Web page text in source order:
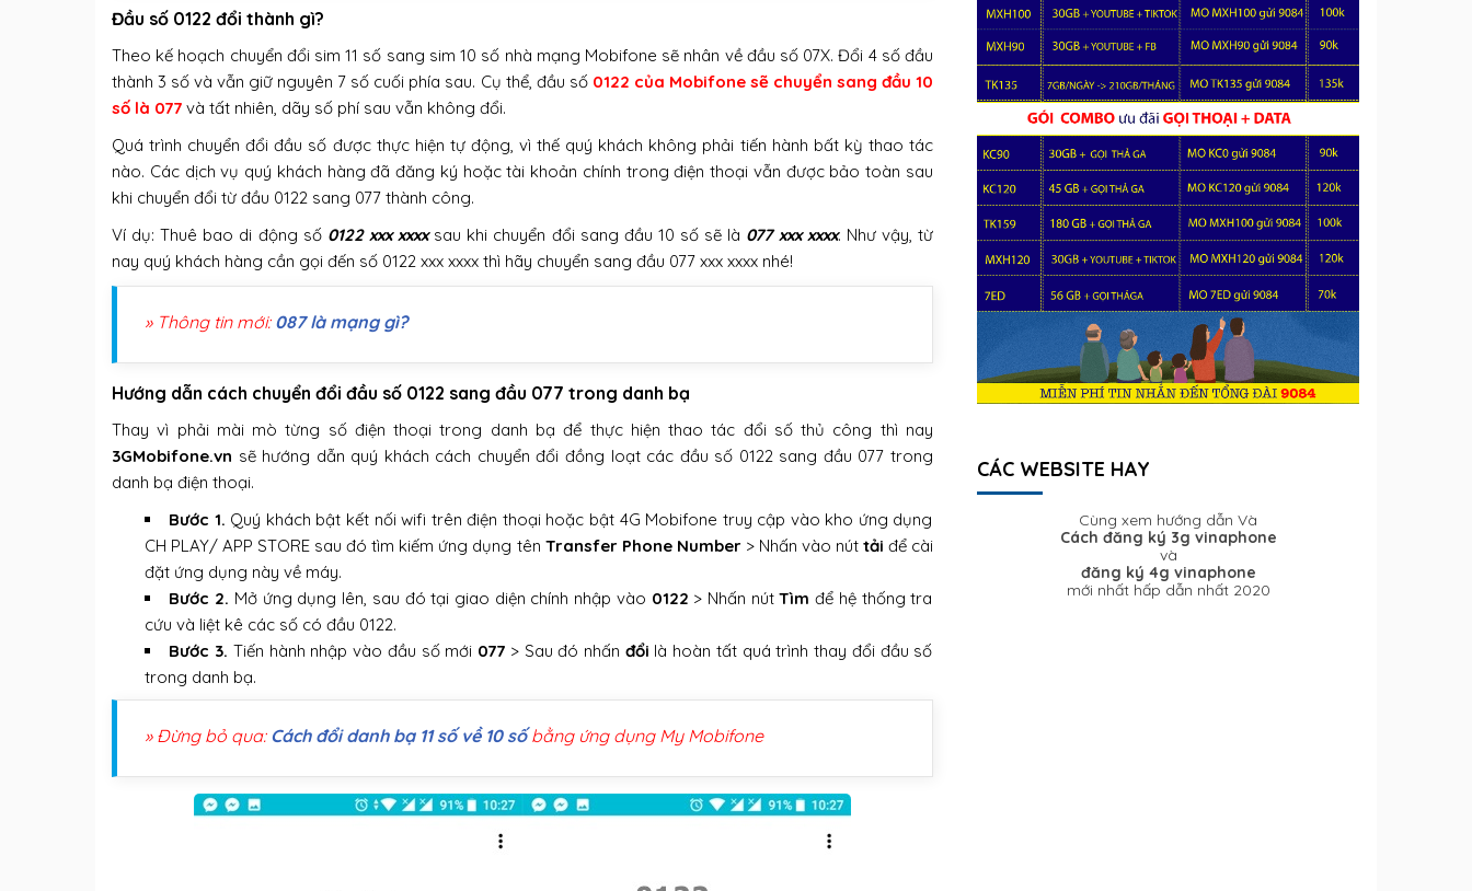
Đầu số 0122 đổi thành gì?
Theo kế hoạch chuyển đổi sim 11 số sang sim 10 số nhà mạng Mobifone sẽ nhân về đầu số 07X. Đổi 4 số đầu
thành 3 số và vẫn giữ nguyên 7 số cuối phía sau. Cụ thể, đầu số 0122 của Mobifone sẽ chuyển sang đầu 10
số là 077 và tất nhiên, dãy số phí sau vẫn không đổi.
Quá trình chuyển đổi đầu số được thực hiện tự động, vì thế quý khách không phải tiến hành bất kỳ thao tác
nào. Các dịch vụ quý khách hàng đã đăng ký hoặc tài khoản chính trong điện thoại vẫn được bảo toàn sau
khi chuyển đổi từ đầu 0122 sang 077 thành công.
Ví dụ: Thuê bao di động số 0122 xxx xxxx sau khi chuyển đổi sang đầu 10 số sẽ là 077 xxx xxxx. Như vậy, từ
nay quý khách hàng cần gọi đến số 0122 xxx xxxx thì hãy chuyển sang đầu 077 xxx xxxx nhé!
» Thông tin mới: 087 là mạng gì?
Hướng dẫn cách chuyển đổi đầu số 0122 sang đầu 077 trong danh bạ
Thay vì phải mài mò từng số điện thoại trong danh bạ để thực hiện thao tác đổi số thủ công thì nay
3GMobifone.vn sẽ hướng dẫn quý khách cách chuyển đổi đồng loạt các đầu số 0122 sang đầu 077 trong
danh bạ điện thoại.
Bước 1. Quý khách bật kết nối wifi trên điện thoại hoặc bật 4G Mobifone truy cập vào kho ứng dụng
CH PLAY/ APP STORE sau đó tìm kiếm ứng dụng tên Transfer Phone Number> Nhấn vào nút tải để cài
đặt ứng dụng này về máy.
Bước 2. Mở ứng dụng lên, sau đó tại giao diện chính nhập vào 0122 > Nhấn nútTìm để hệ thống tra
cứu và liệt kê các số có đầu 0122.
Bước 3. Tiến hành nhập vào đầu số mới 077 > Sau đó nhấn đổi là hoàn tất quá trình thay đổi đầu số
trong danh bạ.
» Đừng bỏ qua: Cách đổi danh bạ 11 số về 10 số bằng ứng dụng My Mobifone
CÁC WEBSITE HAY
Cùng xem hướng dẫn Và
Cách đăng ký 3g vinaphone
và
đăng ký 4g vinaphone
mới nhất hấp dẫn nhất 2020